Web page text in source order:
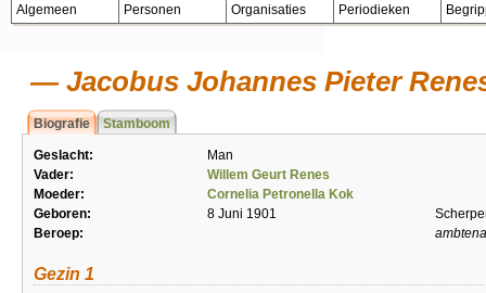
Algemeen Personen Organisaties Periodieken
Jacobus Johannes Pieter
Biografie Stamboom
Geslacht:
Man
Vader:
Willem Geurt Renes
Moeder:
Cornelia Petronella Kok
Geboren:
8 Juni 1901
Beroep:
Gezin 1